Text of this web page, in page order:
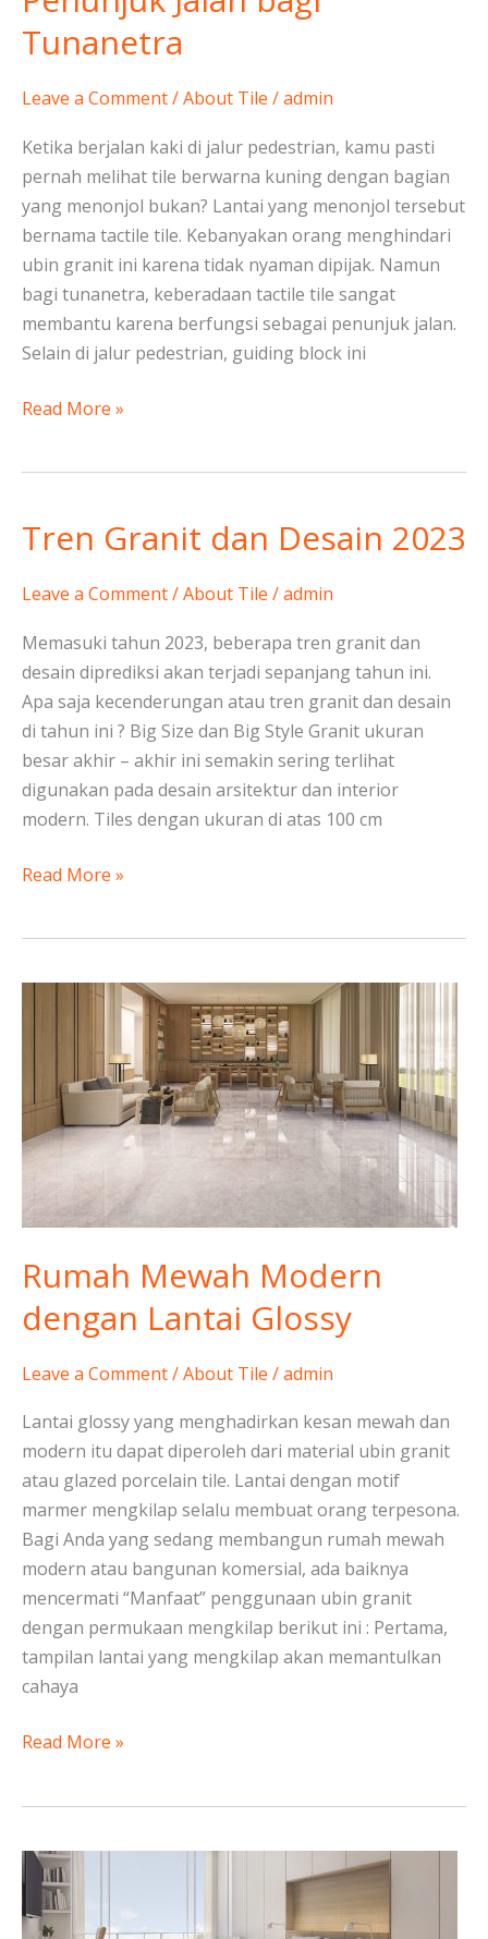
Tunanetra
Leave a Comment/About Tile /admin
Ketika berjalan kaki di jalur pedestrian, kamu pasti
pernah melihat tile berwarna kuning dengan bagian
yang menonjol bukan? Lantai yang menonjol tersebut
bernama tactile tile. Kebanyakan orang menghindari
ubin granit ini karena tidak nyaman dipijak. Namun
bagi tunanetra, keberadaan tactile tile sangat
membantu karena berfungsi sebagai penunjuk jalan.
Selain di jalur pedestrian, guiding block ini
Read More »
Tren Granit dan Desain 2023
Leave a Comment/About Tile /admin
Memasuki tahun 2023, beberapa tren granit dan
desain diprediksi akan terjadi sepanjang tahun ini.
Apa saja kecenderungan atau tren granit dan desain
di tahun ini ? Big Size dan Big Style Granit ukuran
besar akhir – akhir ini semakin sering terlihat
digunakan pada desain arsitektur dan interior
modern. Tiles dengan ukuran di atas 100 cm
Tren
dan
2023
Read More »
Rumah Mewah Modern
dengan Lantai Glossy
Leave a Comment/About Tile /admin
Lantai glossy yang menghadirkan kesan mewah dan
modern itu dapat diperoleh dari material ubin granit
atau glazed porcelain tile. Lantai dengan motif
marmer mengkilap selalu membuat orang terpesona.
Bagi Anda yang sedang membangun rumah mewah
modern atau bangunan komersial, ada baiknya
mencermati “Manfaat” penggunaan ubin granit
dengan permukaan mengkilap berikut ini : Pertama,
tampilan lantai yang mengkilap akan memantulkan
cahaya
dengan
Lantai
Glossy
Read More »
Kamar
Hotel
Estetik